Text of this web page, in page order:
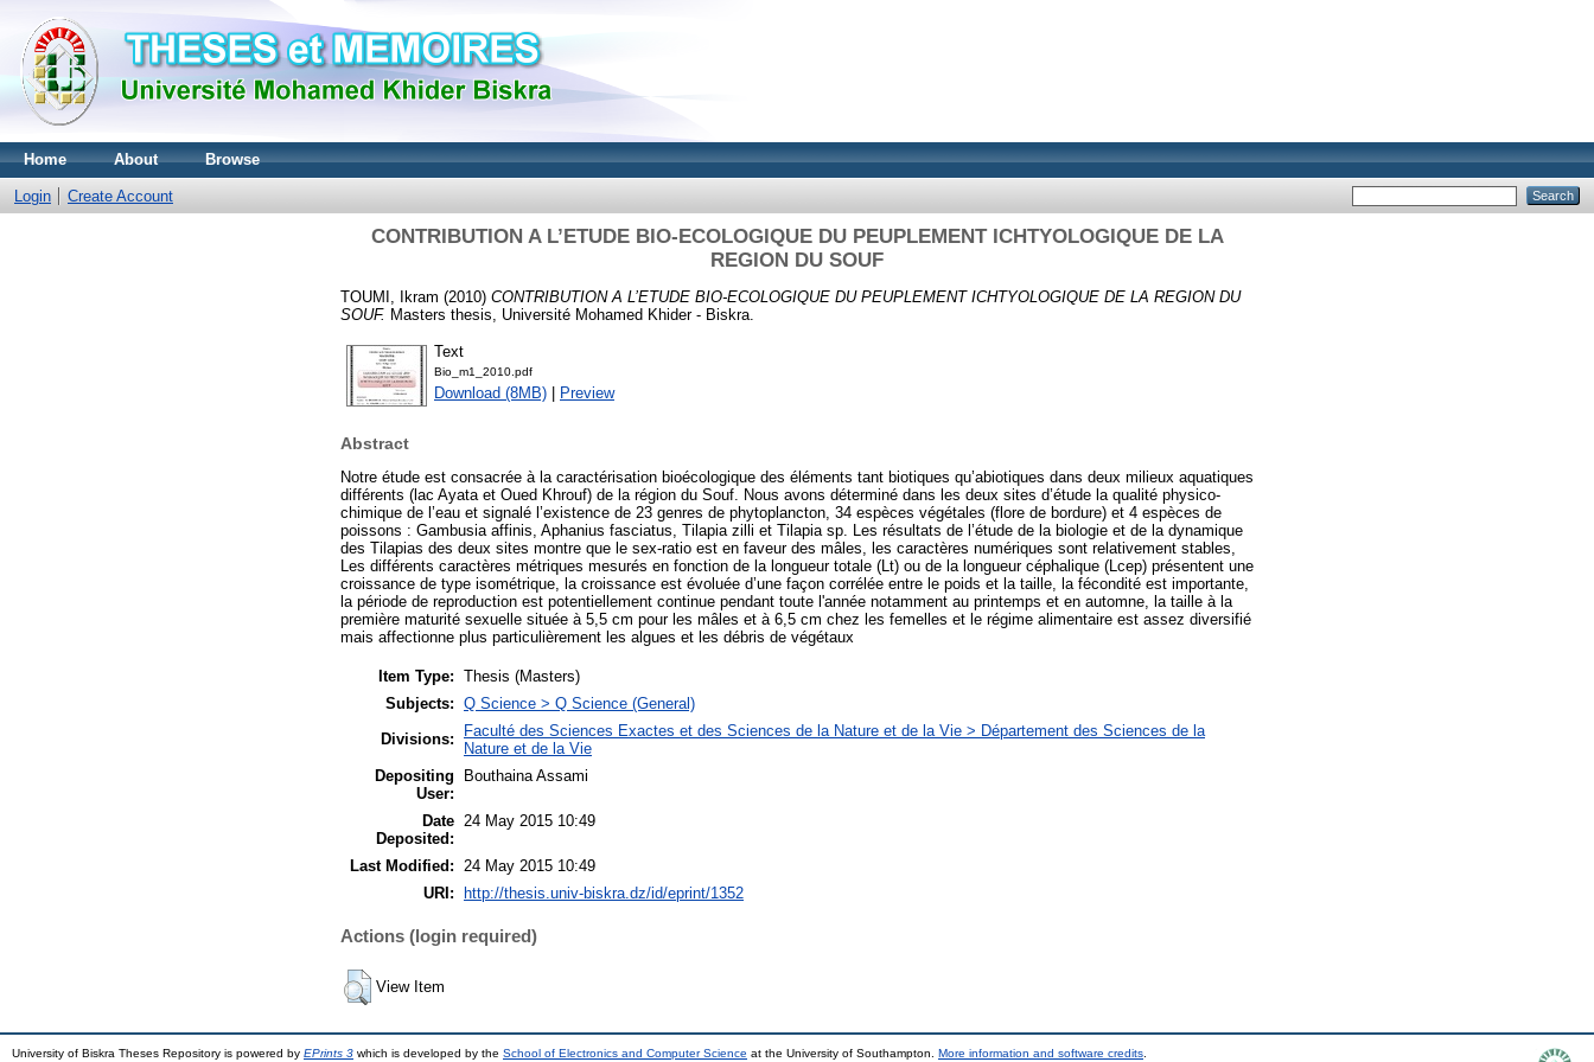
Home About Browse
Login Create Account
CONTRIBUTION A L’ETUDE BIO-ECOLOGIQUE DU PEUPLEMENT ICHTYOLOGIQUE DE LA
REGION DU SOUF
TOUMI, Ikram (2010) CONTRIBUTION A L’ETUDE BIO-ECOLOGIQUE DU PEUPLEMENT ICHTYOLOGIQUE DE LA REGION DU
SOUF. Masters thesis, Université Mohamed Khider - Biskra.
Text
Bio_m1_2010.pdf
Download (8MB) | Preview
Abstract
Notre étude est consacrée à la caractérisation bioécologique des éléments tant biotiques qu’abiotiques dans deux milieux aquatiques
différents (lac Ayata et Oued Khrouf) de la région du Souf. Nous avons déterminé dans les deux sites d’étude la qualité physico-
chimique de l’eau et signalé l’existence de 23 genres de phytoplancton, 34 espèces végétales (flore de bordure) et 4 espèces de
poissons : Gambusia affinis, Aphanius fasciatus, Tilapia zilli et Tilapia sp. Les résultats de l’étude de la biologie et de la dynamique
des Tilapias des deux sites montre que le sex-ratio est en faveur des mâles, les caractères numériques sont relativement stables,
Les différents caractères métriques mesurés en fonction de la longueur totale (Lt) ou de la longueur céphalique (Lcep) présentent une
croissance de type isométrique, la croissance est évoluée d’une façon corrélée entre le poids et la taille, la fécondité est importante,
la période de reproduction est potentiellement continue pendant toute l'année notamment au printemps et en automne, la taille à la
première maturité sexuelle située à 5,5 cm pour les mâles et à 6,5 cm chez les femelles et le régime alimentaire est assez diversifié
mais affectionne plus particulièrement les algues et les débris de végétaux
Item Type: Thesis (Masters)
Subjects: Q Science > Q Science (General)
Divisions:
Faculté des Sciences Exactes et des Sciences de la Nature et de la Vie > Département des Sciences de la
Nature et de la Vie
Depositing
User:
Bouthaina Assami
Date
Deposited:
24 May 2015 10:49
Last Modified:
24 May 2015 10:49
URI:
http://thesis.univ-biskra.dz/id/eprint/1352
Actions (login required)
View Item
University of Biskra Theses Repository is powered by EPrints 3 which is developed by the School of Electronics and Computer Science at the University of Southampton. More information and software credits